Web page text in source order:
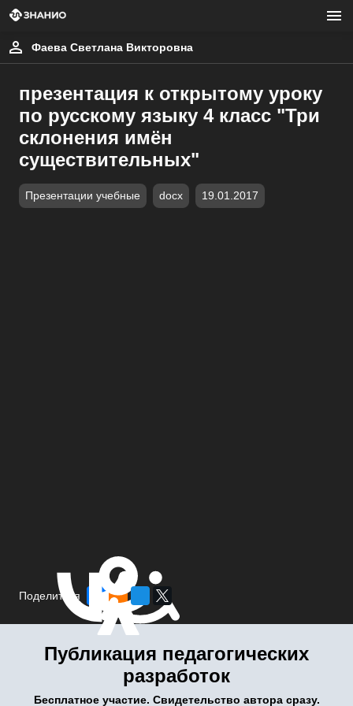
Фаева Светлана Викторовна
презентация к открытому уроку
по русскому языку 4 класс "Три
склонения имён
существительных"
Презентации учебные docx 19.01.2017
Поделиться
Публикация педагогических
разработок
Бесплатное участие. Свидетельство автора сразу.